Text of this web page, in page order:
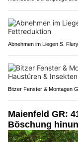
Abnehmen im Liegen S.
Bitzer Fenster & Montagen
Maienfeld GR:
Böschung